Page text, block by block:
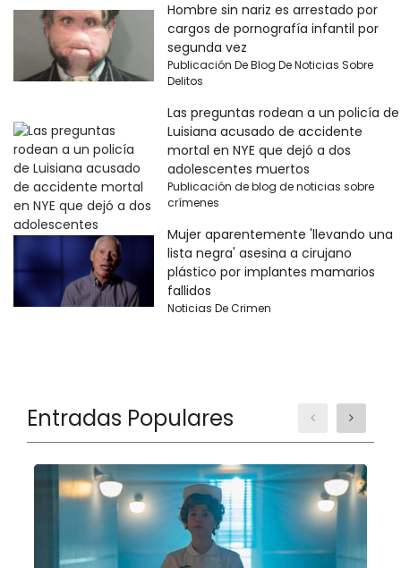
Hombre sin nariz es arrestado por
cargos de pornografía infantil por
segunda vez
Publicación De Blog De Noticias Sobre
Delitos
Las preguntas rodean a un policía de
Luisiana acusado de accidente
mortal en NYE que dejó a dos
adolescentes muertos
Publicación de blog de noticias sobre
crímenes
Mujer aparentemente 'llevando una
lista negra' asesina a cirujano
plástico por implantes mamarios
fallidos
Noticias De Crimen
Entradas Populares